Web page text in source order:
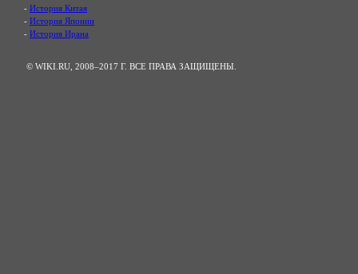
- История Китая
- История Японии
- История Ирана
© WIKI.RU, 2008–2017 Г. ВСЕ ПРАВА ЗАЩИЩЕНЫ.